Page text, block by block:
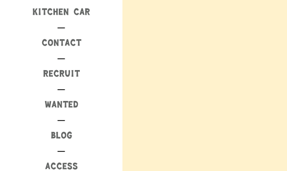
KITCHEN CAR
CONTACT
RECRUIT
WANTED
BLOG
ACCESS